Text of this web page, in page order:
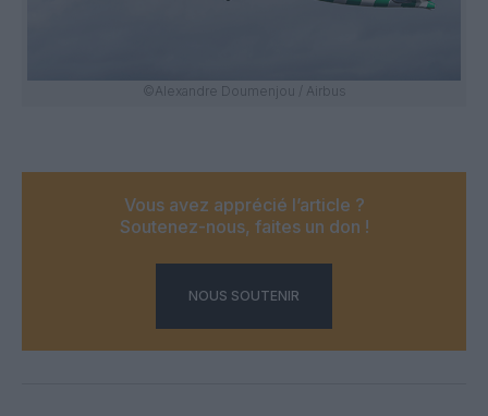
©Alexandre Doumenjou / Airbus
Vous avez apprécié l’article ?
Soutenez-nous, faites un don !
NOUS SOUTENIR